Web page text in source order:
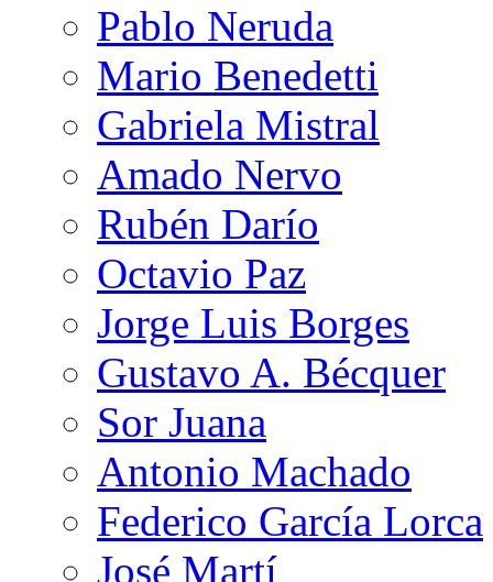
Pablo Neruda
Mario Benedetti
Gabriela Mistral
Amado Nervo
Rubén Darío
Octavio Paz
Jorge Luis Borges
Gustavo A. Bécquer
Sor Juana
Antonio Machado
Federico García Lorca
José Martí